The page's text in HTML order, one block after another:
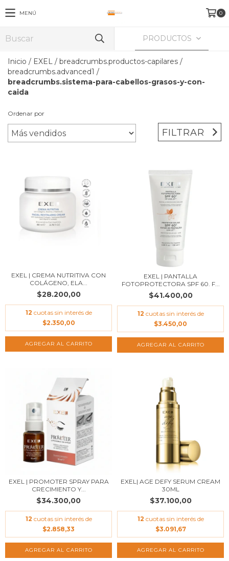
MENÚ 0
PRODUCTOS
Inicio / EXEL / breadcrumbs.productos-capilares /
breadcrumbs.advanced1 /
breadcrumbs.sistema-para-cabellos-grasos-y-con-
caida
Ordenar por
FILTRAR
EXEL | CREMA NUTRITIVA CON
COLÁGENO, ELA...
$28.200,00
12 cuotas sin interés de
$2.350,00
AGREGAR AL CARRITO
EXEL | PANTALLA
FOTOPROTECTORA SPF 60. F...
$41.400,00
12 cuotas sin interés de
$3.450,00
EXEL | PROMOTER SPRAY PARA
CRECIMIENTO Y...
$34.300,00
12 cuotas sin interés de
$2.858,33
EXEL| AGE DEFY SERUM CREAM
30ML
$37.100,00
12 cuotas sin interés de
$3.091,67
AGREGAR AL CARRITO